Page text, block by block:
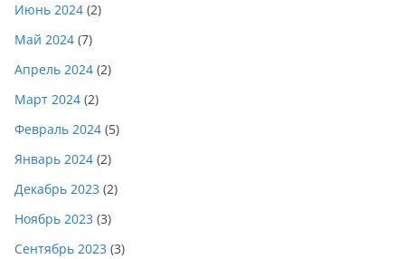
Июнь 2024 (2)
Май 2024 (7)
Апрель 2024 (2)
Март 2024 (2)
Февраль 2024 (5)
Январь 2024 (2)
Декабрь 2023 (2)
Ноябрь 2023 (3)
Сентябрь 2023 (3)